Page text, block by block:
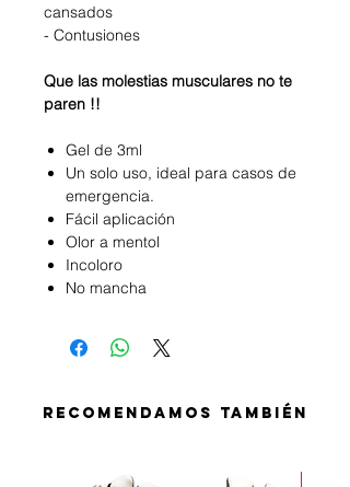
cansados
- Contusiones
Que las molestias musculares no te
paren !!
Gel de 3ml
Un solo uso, ideal para casos de
emergencia.
Fácil aplicación
Olor a mentol
Incoloro
No mancha
RECOMENDAMOS TAMBIÉN